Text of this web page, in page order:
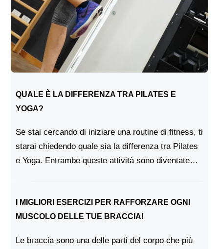
QUALE È LA DIFFERENZA TRA PILATES E
YOGA?
Se stai cercando di iniziare una routine di fitness, ti
starai chiedendo quale sia la differenza tra Pilates
e Yoga. Entrambe queste attività sono diventate
I MIGLIORI ESERCIZI PER RAFFORZARE OGNI
MUSCOLO DELLE TUE BRACCIA!
Le braccia sono una delle parti del corpo che più